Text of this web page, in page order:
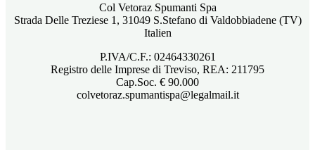
Col Vetoraz Spumanti Spa
Strada Delle Treziese 1, 31049 S.Stefano di Valdobbiadene (TV)
Italien
P.IVA/C.F.: 02464330261
Registro delle Imprese di Treviso, REA: 211795
Cap.Soc. € 90.000
colvetoraz.spumantispa@legalmail.it